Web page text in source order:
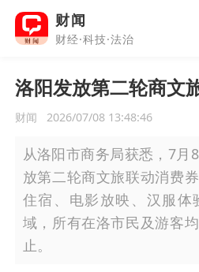
财闻
财经·科技·法治
洛阳发放第二轮商文
财闻 2026/07/08 13:48:46
从洛阳市商务局获悉，7月
放第二轮商文旅联动消费
住宿、电影放映、汉服体
域，所有在洛市民及游客
止。